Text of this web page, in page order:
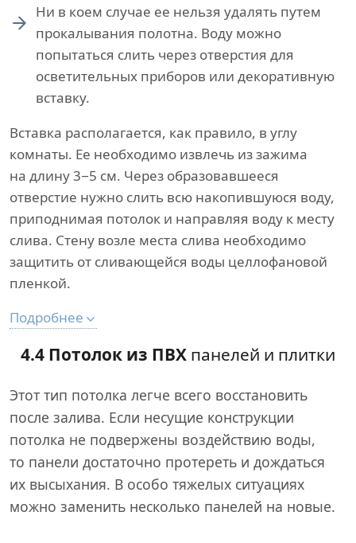
Ни в коем случае ее нельзя удалять путем
прокалывания полотна. Воду можно
попытаться слить через отверстия для
осветительных приборов или декоративную
вставку.
Вставка располагается, как правило, в углу
комнаты. Ее необходимо извлечь из зажима
на длину 3−5 см. Через образовавшееся
отверстие нужно слить всю накопившуюся воду,
приподнимая потолок и направляя воду к месту
слива. Стену возле места слива необходимо
защитить от сливающейся воды целлофановой
пленкой.
Подробнее
4.4 Потолок из ПВХ панелей и плитки
Этот тип потолка легче всего восстановить
после залива. Если несущие конструкции
потолка не подвержены воздействию воды,
то панели достаточно протереть и дождаться
их высыхания. В особо тяжелых ситуациях
можно заменить несколько панелей на новые.